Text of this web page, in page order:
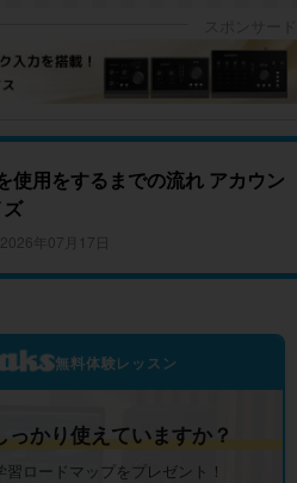
用をするまでの流れ アカウン
2026年07月17日
無料体験レッスン
かり使えていますか？
ロードマップをプレゼント！